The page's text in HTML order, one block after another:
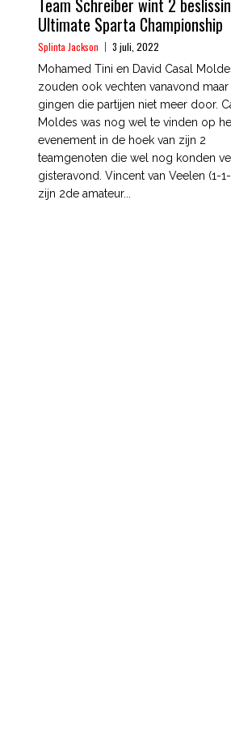
Team Schreiber wint 2
Ultimate Sparta Championship
Splinta Jackson 3 juli, 2022
Mohamed Tini en David Casal
zouden ook vechten vanavond maar
gingen die partijen niet meer door.
Moldes was nog wel te vinden op
evenement in de hoek van zijn 2
teamgenoten die wel nog konden
gisteravond. Vincent van Veelen (1-
zijn 2de amateur...